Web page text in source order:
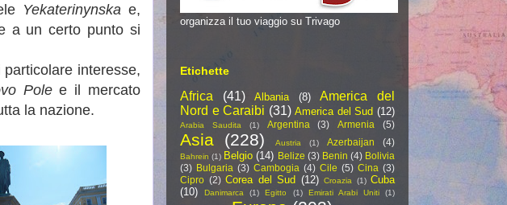
Yekaterinynska e,
a un certo punto si
interesse,
Polee il mercato
la nazione.
organizza il tuo viaggio su Trivago
Etichette
Africa (41) Albania (8)
America del
Nord e Caraibi (31) America del Sud (12)
Arabia Saudita (1) Argentina (3) Armenia (5)
Asia (228) Austria (1) Azerbaijan (4)
Bahrein (1) Belgio (14) Belize (3) Benin (4) Bolivia
(3) Bulgaria (3) Cambogia (4) Cile (5) Cina (3)
Cipro (2) Corea del Sud (12) Croazia (1) Cuba
(10)
Danimarca (1) Egitto (1) Emirati Arabi Uniti (1)